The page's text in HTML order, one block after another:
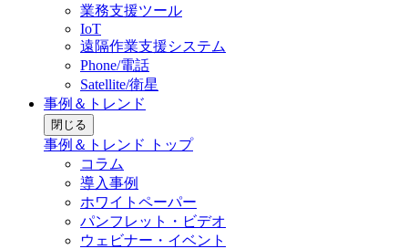
業務支援ツール
IoT
遠隔作業支援システム
Phone/電話
Satellite/衛星
事例＆トレンド
閉じる
事例＆トレンド トップ
コラム
導入事例
ホワイトペーパー
パンフレット・ビデオ
ウェビナー・イベント